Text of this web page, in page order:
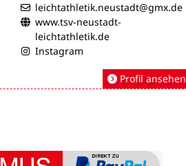
leichtathletik.neustadt@gmx.de
www.tsv-neustadt-
leichtathletik.de
Instagram
Profil ansehen